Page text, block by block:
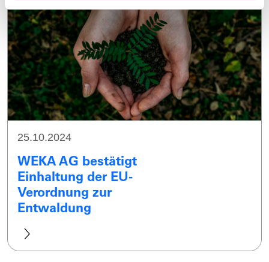
25.10.2024
WEKA AG bestätigt
Einhaltung der EU-
Verordnung zur
Entwaldung